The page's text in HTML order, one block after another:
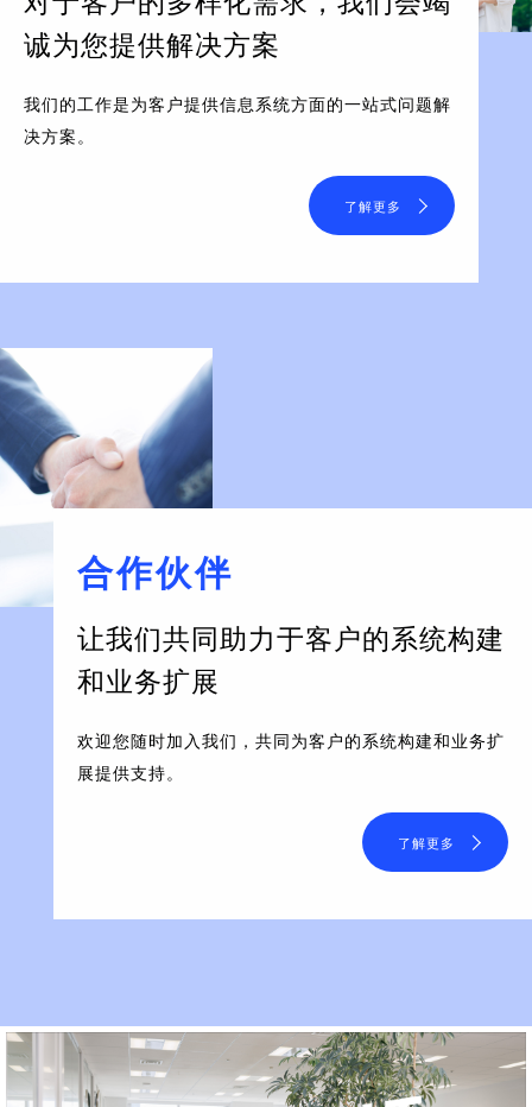
诚为您提供解决方案
我们的工作是为客户提供信息系统方面的一站式问题解
决方案。
了解更多
合作伙伴
让我们共同助力于客户的系统构建
和业务扩展
欢迎您随时加入我们，共同为客户的系统构建和业务扩
展提供支持。
了解更多